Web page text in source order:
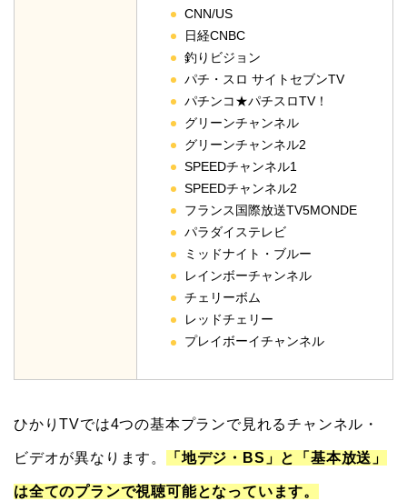
CNN/US
日経CNBC
釣りビジョン
パチ・スロ サイトセブンTV
パチンコ★パチスロTV！
グリーンチャンネル
グリーンチャンネル2
SPEEDチャンネル1
SPEEDチャンネル2
フランス国際放送TV5MONDE
パラダイステレビ
ミッドナイト・ブルー
レインボーチャンネル
チェリーボム
レッドチェリー
プレイボーイチャンネル
ひかりTVでは4つの基本プランで見れるチャンネル・
ビデオが異なります。 「地デジ・BS」と「基本放送」
は全てのプランで視聴可能となっています。